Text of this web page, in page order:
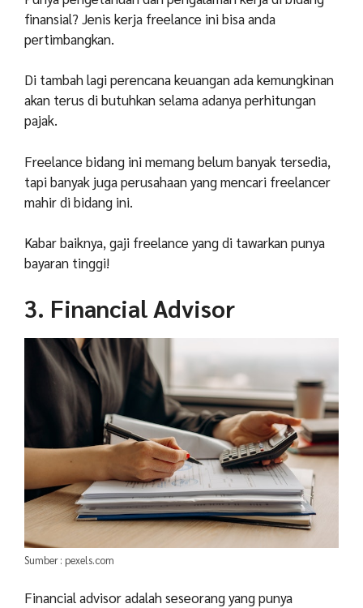
finansial? Jenis kerja freelance ini bisa anda
pertimbangkan.
Di tambah lagi perencana keuangan ada kemungkinan
akan terus di butuhkan selama adanya perhitungan
pajak.
Freelance bidang ini memang belum banyak tersedia,
tapi banyak juga perusahaan yang mencari freelancer
mahir di bidang ini.
Kabar baiknya, gaji freelance yang di tawarkan punya
bayaran tinggi!
3. Financial Advisor
Sumber : pexels.com
Financial advisor adalah seseorang yang punya